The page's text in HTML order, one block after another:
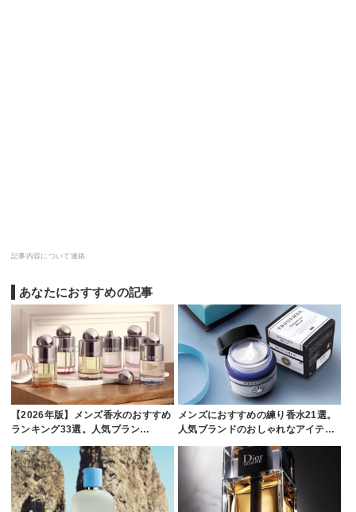
記事内容について連絡
あなたにおすすめの記事
【2026年版】メンズ香水のおすすめ
ランキング33選。人気ブラン…
メンズにおすすめの練り香水21選。
人気ブランドのおしゃれなアイテ…